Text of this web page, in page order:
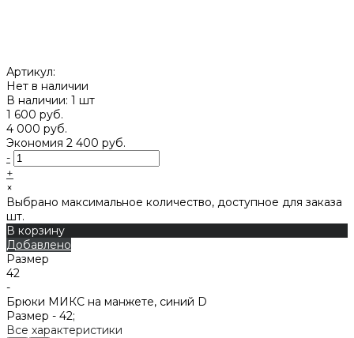
Артикул:
Нет в наличии
В наличии: 1 шт
1 600 руб.
4 000 руб.
Экономия 2 400 руб.
-
+
×
Выбрано максимальное количество, доступное для заказа
шт.
В корзину
Добавлено
Размер
42
-
Брюки МИКС на манжете, синий D
Размер - 42;
Все характеристики